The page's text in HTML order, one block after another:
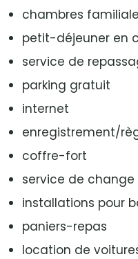
chambres
petit-déjeuner en
service de
parking gratuit
internet
enregistrement/
coffre-fort
service de change
installations pour
paniers-repas
location de